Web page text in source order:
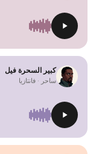
كبير السحرة فيل
ساحر · فانتازيا